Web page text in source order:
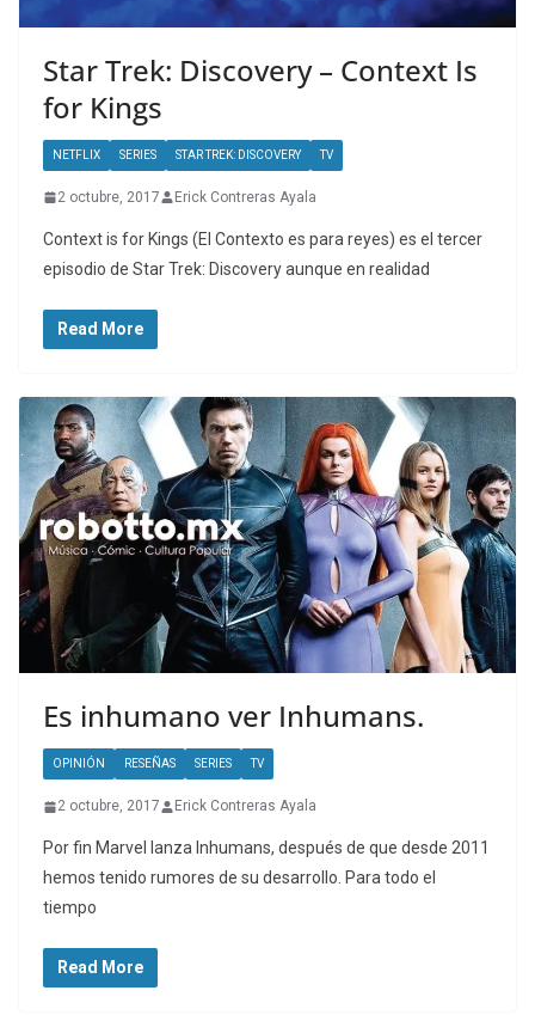
Star Trek: Discovery – Context Is
for Kings
NETFLIX SERIES STAR TREK: DISCOVERY TV
2 octubre, 2017 Erick Contreras Ayala
Context is for Kings (El Contexto es para reyes) es el tercer
episodio de Star Trek: Discovery aunque en realidad
Read More
Es inhumano ver Inhumans.
OPINIÓN RESEÑAS SERIES TV
2 octubre, 2017 Erick Contreras Ayala
Por fin Marvel lanza Inhumans, después de que desde 2011
hemos tenido rumores de su desarrollo. Para todo el
tiempo
Read More